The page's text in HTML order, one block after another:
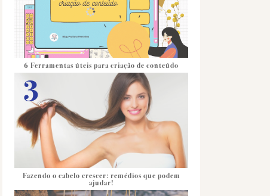
6 Ferramentas úteis para criação de conteúdo
Fazendo o cabelo crescer: remédios que podem
ajudar!